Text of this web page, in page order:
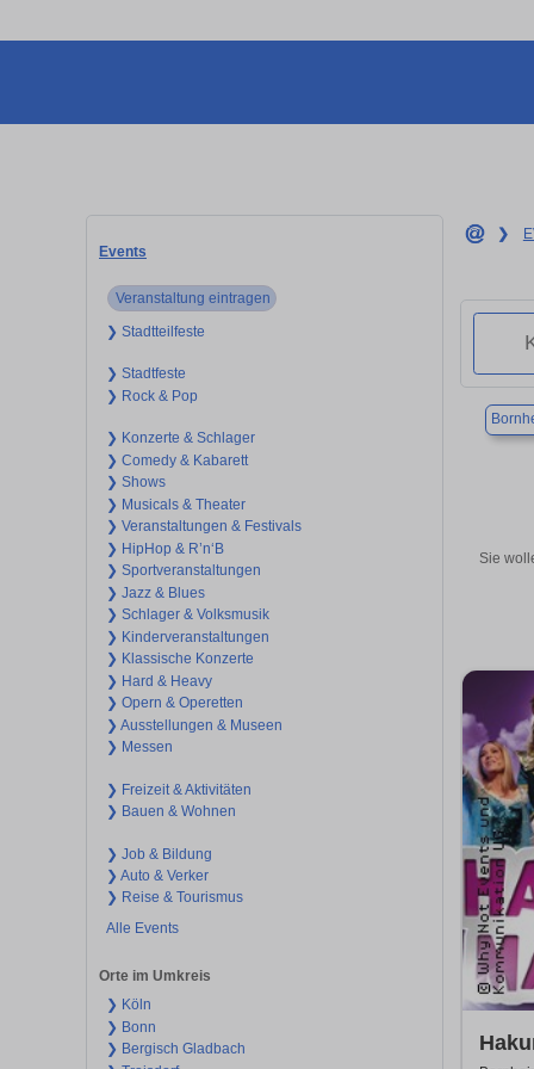
Events
Veranstaltung eintragen
❯ Stadtteilfeste
❯ Stadtfeste
❯ Rock & Pop
❯ Konzerte & Schlager
❯ Comedy & Kabarett
❯ Shows
❯ Musicals & Theater
❯ Veranstaltungen & Festivals
❯ HipHop & R’n‘B
❯ Sportveranstaltungen
❯ Jazz & Blues
❯ Schlager & Volksmusik
❯ Kinderveranstaltungen
❯ Klassische Konzerte
❯ Hard & Heavy
❯ Opern & Operetten
❯ Ausstellungen & Museen
❯ Messen
❯ Freizeit & Aktivitäten
❯ Bauen & Wohnen
❯ Job & Bildung
❯ Auto & Verker
❯ Reise & Tourismus
Alle Events
Orte im Umkreis
❯ Köln
❯ Bonn
❯ Bergisch Gladbach
❯
Sie